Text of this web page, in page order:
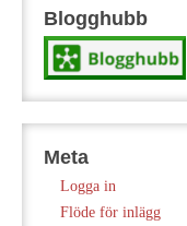
Blogghubb
Meta
Logga in
Flöde för inlägg